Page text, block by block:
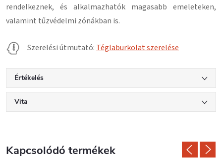
rendelkeznek, és alkalmazhatók magasabb emeleteken,
valamint tűzvédelmi zónákban is.
Szerelési útmutató: Téglaburkolat szerelése
Értékelés
Vita
Kapcsolódó termékek